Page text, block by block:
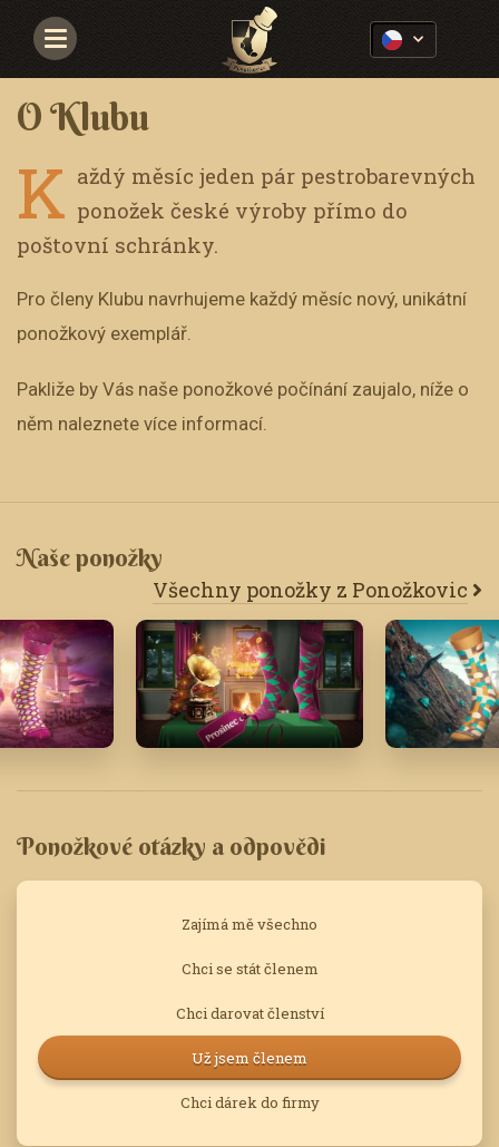
Navigace
O Klubu
K aždý měsíc jeden pár pestrobarevných
ponožek české výroby přímo do
poštovní schránky.
Pro členy Klubu navrhujeme každý měsíc nový, unikátní
ponožkový exemplář.
Pakliže by Vás naše ponožkové počínání zaujalo, níže o
něm naleznete více informací.
Naše ponožky
Všechny ponožky z Ponožkovic
Ponožkové otázky a odpovědi
Zajímá mě všechno
Chci se stát členem
Chci darovat členství
Už jsem členem
Chci dárek do firmy